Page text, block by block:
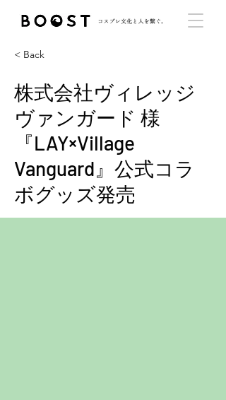
< Back
株式会社ヴィレッジ
ヴァンガード 様
『LAY×Village
Vanguard』公式コラ
ボグッズ発売